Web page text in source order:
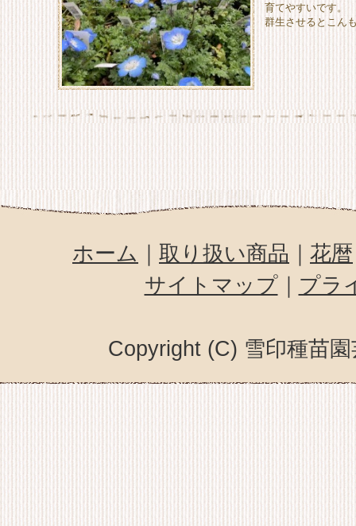
育てやすいです。
群生させるとこん
ホーム 取り扱い商品 花暦
サイトマップ｜ プラ
Copyright (C) 雪印種苗